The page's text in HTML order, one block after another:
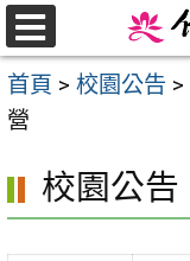
跳
至
主
要
首頁 > 校園公告 >
營
校園公告
選
單